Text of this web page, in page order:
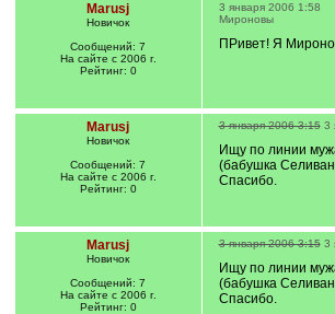
Marusj
Новичок
Сообщений: 7
На сайте с 2006 г.
Рейтинг: 0
3 января 2006 1:58
Мироновы
ПРивет! Я
Marusj
Новичок
Сообщений: 7
На сайте с 2006 г.
Рейтинг: 0
3 января 2006 3:15 3
Ищу по линии
(бабушка
Спасибо.
Marusj
Новичок
Сообщений: 7
На сайте с 2006 г.
Рейтинг: 0
3 января 2006 3:15 3
Ищу по линии
(бабушка
Спасибо.